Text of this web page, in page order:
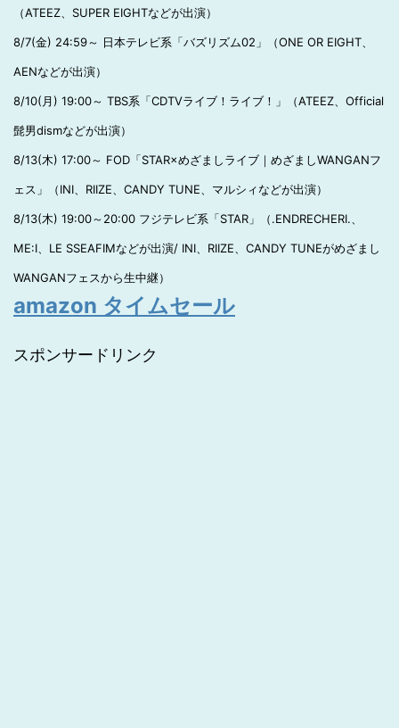
（ATEEZ、SUPER EIGHTなどが出演）
8/7(金) 24:59～ 日本テレビ系「バズリズム02」（ONE OR EIGHT、
AENなどが出演）
8/10(月) 19:00～ TBS系「CDTVライブ！ライブ！」（ATEEZ、Official
髭男dismなどが出演）
8/13(木) 17:00～ FOD「STAR×めざましライブ｜めざましWANGANフ
ェス」（INI、RIIZE、CANDY TUNE、マルシィなどが出演）
8/13(木) 19:00～20:00 フジテレビ系「STAR」（.ENDRECHERI.、
ME:I、LE SSEAFIMなどが出演/ INI、RIIZE、CANDY TUNEがめざまし
WANGANフェスから生中継）
amazon タイムセール
スポンサードリンク